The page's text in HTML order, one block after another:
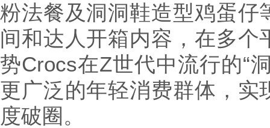
粉法餐及洞洞鞋造型鸡蛋仔
间和达人开箱内容，在多
势Crocs在Z世代中流行的“
更广泛的年轻消费群体，
度破圈。